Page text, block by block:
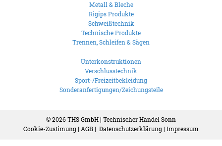
Metall & Bleche
Rigips Produkte
Schweißtechnik
Technische Produkte
Trennen, Schleifen & Sägen
Unterkonstruktionen
Verschlusstechnik
Sport-/Freizeitbekleidung
Sonderanfertigungen/Zeichungsteile
© 2026THS GmbH | Technischer Handel Sonn
Cookie-Zustimung| AGB| Datenschutzerklärung| Impressum